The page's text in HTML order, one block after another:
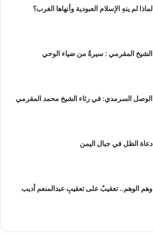
لماذا لم ينهِ الإسلام العبودية وأنهاها الغرب؟
الشيخ المقرمي : سيرةٌ من ضياء الوحي
الوصل السرمدي: في رثاء الشيخ محمد المقرمي
دعاة الظل في جبال اليمن
وهم الوهم.. تعقيبٌ على تعقيبِ عبدالمنعم أديب